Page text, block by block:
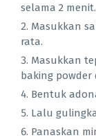
selama 2 menit.
Masukkan
rata.
Masukkan
baking powder
Bentuk
Lalu
Panaskan